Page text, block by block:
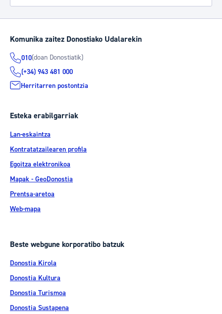
Komunika zaitez Donostiako Udalarekin
010(doan Donostiatik)
(+34) 943 481 000
Herritarren postontzia
Esteka erabilgarriak
Lan-eskaintza
Kontratatzailearen profila
Egoitza elektronikoa
Mapak - GeoDonostia
Prentsa-aretoa
Web-mapa
Beste webgune korporatibo batzuk
Donostia Kirola
Donostia Kultura
Donostia Turismoa
Donostia Sustapena